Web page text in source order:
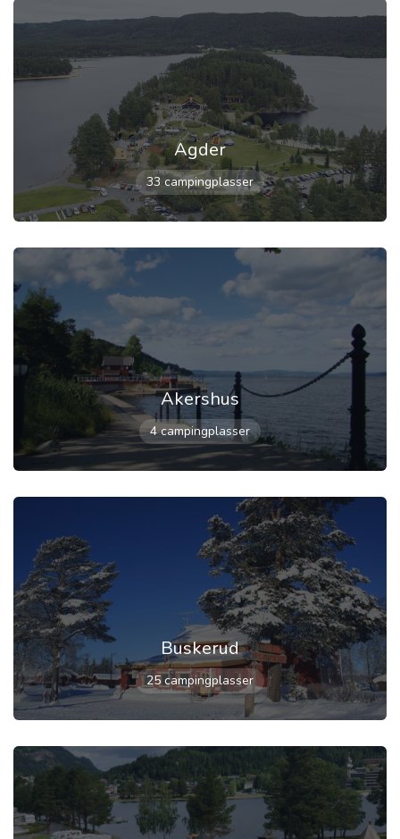
Agder
33 campingplasser
Akershus
4 campingplasser
Buskerud
25 campingplasser